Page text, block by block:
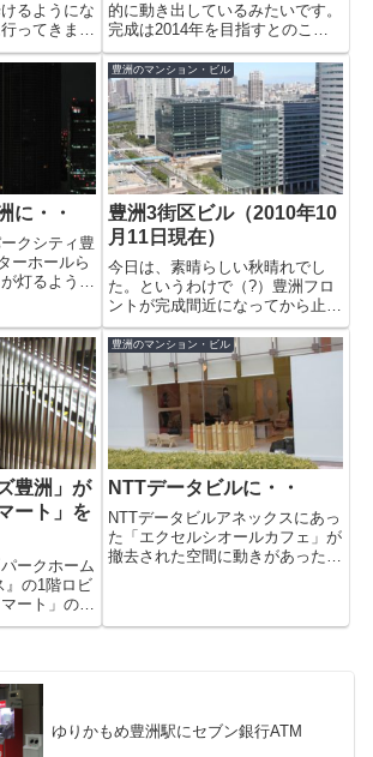
るようにな
ってきまし
、噴水のよ
流れる音が
コが生えてい
ります。
的に動き出しているみたいです。
完成は2014年を目指すとのこと
で楽しみです。大きな図書館やホ
ールなどが作られることにより豊
洲がより便利な街になるのは間違
いないですね。文京区のシビック
センターは20階建ての建物で...
に・・
クシティ豊
ーホールら
灯るように
ようです。
明かりが灯
の彩りが増
豊洲のマンション・ビル
豊洲3街区ビル（2010年10
月11日現在）
今日は、素晴らしい秋晴れでし
た。というわけで（?）豊洲フロ
ントが完成間近になってから止ま
っていた豊洲3街区ビルシリーズ
を久々に更新したいと思います。
現在の3街区はこんな感じです。
３－３街区のビルの周りの整備が
ちゃくちゃくと進んでいるのが分
豊洲」が
ート」を
ークホーム
』の1階ロビ
ート」の生
トステーシ
専用アプリ
るとカラオ
豊洲のマンション・ビル
NTTデータビルに・・
NTTデータビルアネックスにあっ
た「エクセルシオールカフェ」が
撤去された空間に動きがあったの
はびっくりしました。どうやら
ゆりかもめ豊洲駅にセブン銀行ATM